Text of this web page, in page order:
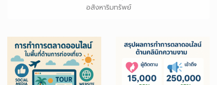
อสังหาริมทรัพย์